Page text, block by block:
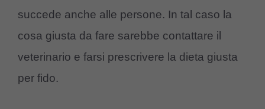
succede anche alle persone. In tal caso la
cosa giusta da fare sarebbe contattare il
veterinario e farsi prescrivere la dieta giusta
per fido.